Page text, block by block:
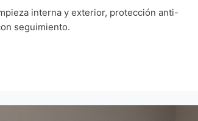
interna y exterior, protección anti-
seguimiento.